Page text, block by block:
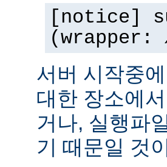
[notice]
(wrapper:
서버 시작중
대한 장소에
거나, 실행파
기 때문일 것